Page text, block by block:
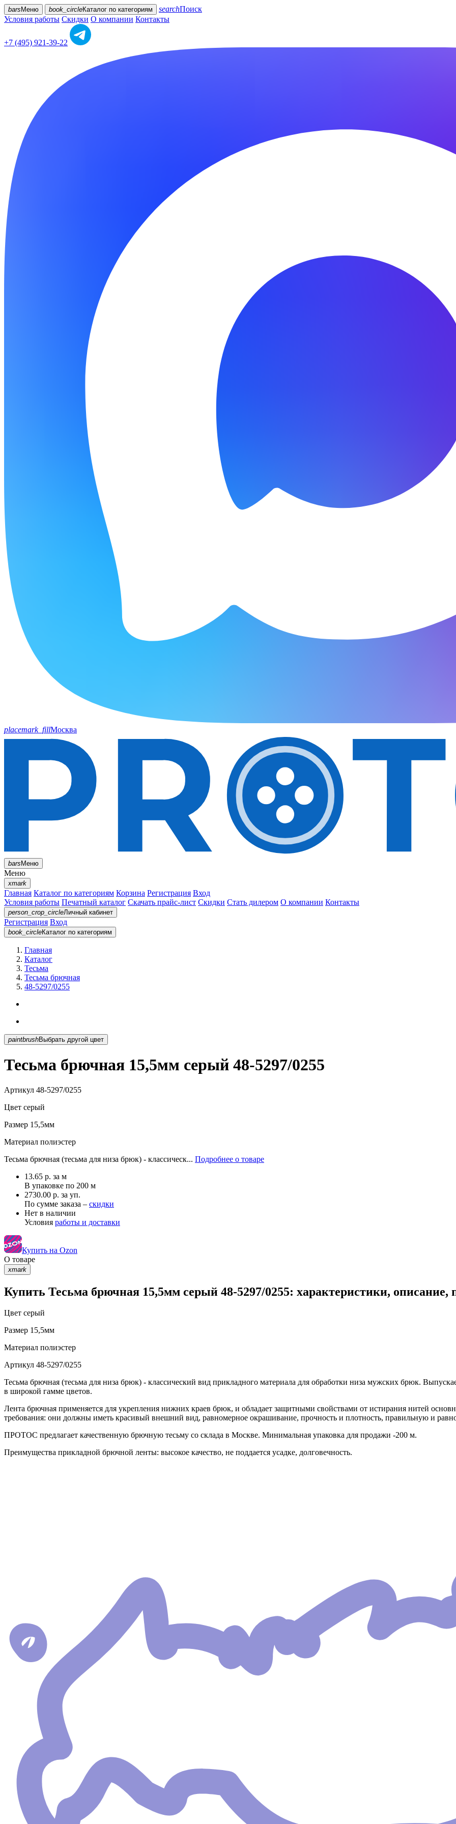
bars Меню book_circleКаталог по категориям searchПоиск
Условия работы Скидки О компании Контакты
+7 (495) 921-39-22
placemark_fillМосква
barsМеню
Меню
xmark
Главная Каталог по категориям Корзина Регистрация Вход
Условия работы Печатный каталог Скачать прайс-лист Скидки Стать дилером О компании Контакты
person_crop_circleЛичный кабинет
Регистрация Вход
book_circleКаталог по категориям
Главная
Каталог
Тесьма
Тесьма брючная
48-5297/0255
paintbrush Выбрать другой цвет
Тесьма брючная 15,5мм серый 48-5297/0255
Артикул 48-5297/0255
Цвет серый
Размер 15,5мм
Материал полиэстер
Тесьма брючная (тесьма для низа брюк) - классическ... Подробнее о товаре
13.65 р. за м
В упаковке по 200 м
2730.00 р. за уп.
По сумме заказа – скидки
Нет в наличии
Условия работы и доставки
Купить на Ozon
О товаре
xmark
Купить Тесьма брючная 15,5мм серый 48-5297/0255: характеристики, описание,
Цвет серый
Размер 15,5мм
Материал полиэстер
Артикул 48-5297/0255
Тесьма брючная (тесьма для низа брюк) - классический вид прикладного материала для обработки низа мужских брюк.
в широкой гамме цветов.
Лента брючная применяется для укрепления нижних краев брюк, и обладает защитными свойствами от истирания нитей
требования: они должны иметь красивый внешний вид, равномерное окрашивание, прочность и плотность, правильную и
ПРОТОС предлагает качественную брючную тесьму со склада в Москве. Минимальная упаковка для продажи -200 м.
Преимущества прикладной брючной ленты: высокое качество, не поддается усадке, долговечность.